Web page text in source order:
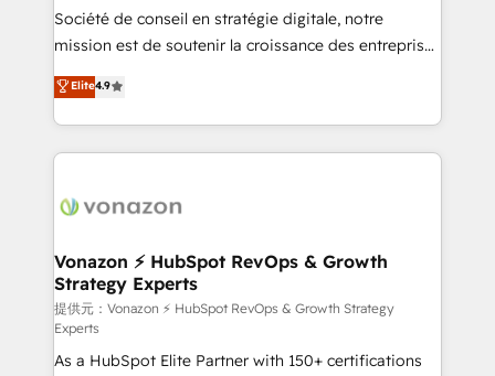
d’entreprise. Grâce à une méthodologie éprouvée
auprès de plus de 400 clients, nous comprenons
HubSpot dans votre organisation. Pour toute
question technique ou besoin de structuration de
Société de conseil en stratégie digitale, notre
mission est de soutenir la croissance des entreprises
B2B à travers l’acquisition de nouveaux clients,
l'intégration CRM et le développement des revenus
auprès de vos comptes existants. En France et à
l'international, nous travaillons avec des ETI
delà d’une simple transformation digitale et des
➤ L’intégration de CRM et de méthodologie RevOps
pour aligner les équipes marketing, commerciales et
support client (data migration, synchronisation API,
audit et maintenance) ➤ La création de sites internet
de conversion qui transforment les visiteurs en
Elite4.9
Vonazon ⚡ HubSpot RevOps & Growth
Strategy Experts
提供元：Vonazon ⚡ HubSpot RevOps & Growth Strategy
Experts
As a HubSpot Elite Partner with 150+ certifications